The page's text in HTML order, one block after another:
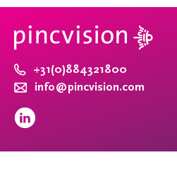
+31(0)884321800
info@pincvision.com